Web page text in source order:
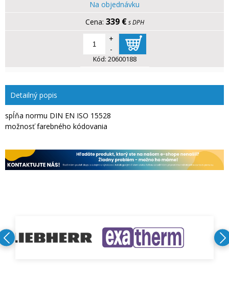
Na objednávku
339 € s DPH
+
-
Kód: 20600188
Detailný popis
spĺňa normu DIN EN ISO 15528
možnosť farebného kódovania